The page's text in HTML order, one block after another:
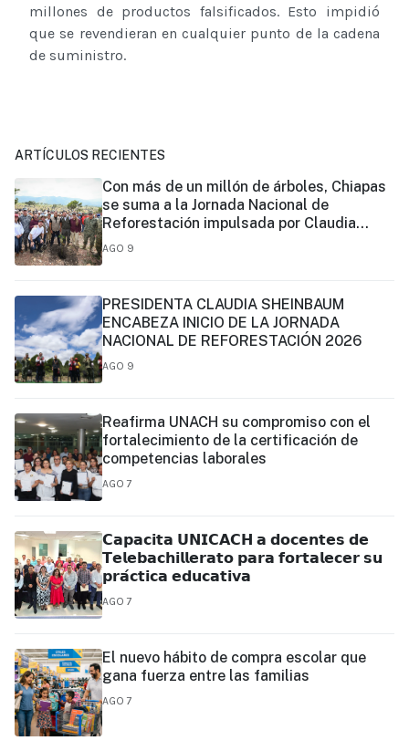
millones de productos falsificados. Esto impidió
que se revendieran en cualquier punto de la cadena
de suministro.
ARTÍCULOS RECIENTES
Con más de un millón de árboles, Chiapas
se suma a la Jornada Nacional de
Reforestación impulsada por Claudia
Sheinbaum
AGO 9
PRESIDENTA CLAUDIA SHEINBAUM
ENCABEZA INICIO DE LA JORNADA
NACIONAL DE REFORESTACIÓN 2026
AGO 9
Reafirma UNACH su compromiso con el
fortalecimiento de la certificación de
competencias laborales
AGO 7
𝗖𝗮𝗽𝗮𝗰𝗶𝘁𝗮 𝗨𝗡𝗜𝗖𝗔𝗖𝗛 𝗮 𝗱𝗼𝗰𝗲𝗻𝘁𝗲𝘀 𝗱𝗲
𝗧𝗲𝗹𝗲𝗯𝗮𝗰𝗵𝗶𝗹𝗹𝗲𝗿𝗮𝘁𝗼 𝗽𝗮𝗿𝗮 𝗳𝗼𝗿𝘁𝗮𝗹𝗲𝗰𝗲𝗿 𝘀𝘂
𝗽𝗿𝗮́𝗰𝘁𝗶𝗰𝗮 𝗲𝗱𝘂𝗰𝗮𝘁𝗶𝘃𝗮
AGO 7
El nuevo hábito de compra escolar que
gana fuerza entre las familias
AGO 7